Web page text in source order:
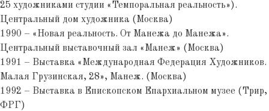
25 художниками студии «Темпоральная реальность»).
Центральный дом художника (Москва)
1990 – «Новая реальность. От Манежа до Манежа».
Центральный выставочный зал «Манеж» (Москва)
1991 – Выставка «Международная Федерация Художников.
Малая Грузинская, 28», Манеж. (Москва)
1992 – Выставка в Епископском Епархиальном музее (Трир,
ФРГ)